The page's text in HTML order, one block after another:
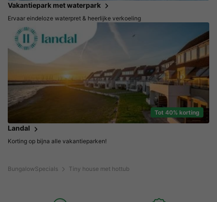
BungalowSpecials Tiny house met hottub
Vakantiepark met waterpark
Ervaar eindeloze waterpret & heerlijke verkoeling
Tot 40% korting
Landal
Korting op bijna alle vakantieparken!